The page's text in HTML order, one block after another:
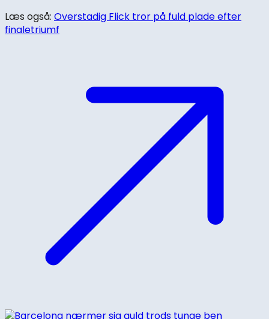
Læs også: Overstadig Flick tror på fuld plade efter
finaletriumf